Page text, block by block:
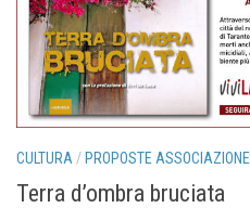
CULTURA /PROPOSTE ASSOCIAZIONE
Terra d’ombra bruciata